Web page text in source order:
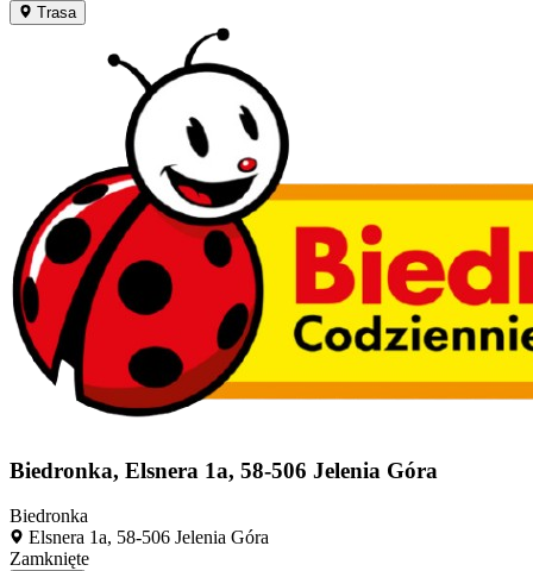
Trasa
Biedronka, Elsnera 1a, 58-506 Jelenia Góra
Biedronka
Elsnera 1a, 58-506 Jelenia Góra
Zamknięte